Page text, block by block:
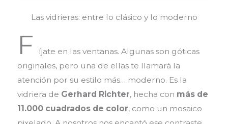
Las vidrieras: entre lo clásico y lo moderno
F
íjate en las ventanas. Algunas son góticas
originales, pero una de ellas te llamará la
atención por su estilo más… moderno. Es la
vidriera de Gerhard Richter, hecha con más de
11.000 cuadrados de color, como un mosaico